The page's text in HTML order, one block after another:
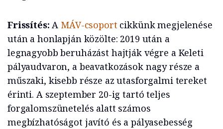
Frissítés:A MÁV-csoportcikkünk megjelenése
után a honlapján közölte: 2019 után a
legnagyobb beruházást hajtják végre a Keleti
pályaudvaron, a beavatkozások nagy része a
műszaki, kisebb része az utasforgalmi tereket
érinti. A szeptember 20-ig tartó teljes
forgalomszünetelés alatt számos
megbízhatóságot javító és a pályasebesség